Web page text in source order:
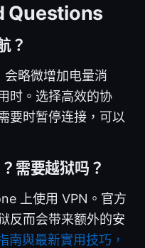
Questions
？
略微增加电量消
时。选择高效的协
要时暂停连接，可以
需要越狱吗？
上使用 VPN。官方
反而会带来额外的安
南與最新實用技巧，